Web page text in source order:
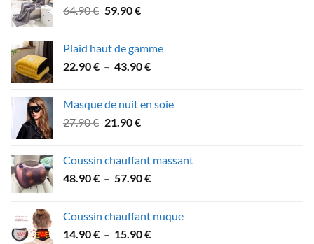
64.90€ Le
était :
64.90 €.
59.90€Le
est :
59.90 €.
Plaid haut de gamme
22.90€ – 43.90€Plage
22.90 €
Masque de nuit en soie
27.90€ Le
était :
27.90 €.
21.90€Le
est :
21.90 €.
Coussin chauffant massant
48.90€ – 57.90€Plage
48.90 €
à
Coussin chauffant nuque
14.90€ – 15.90€Plage